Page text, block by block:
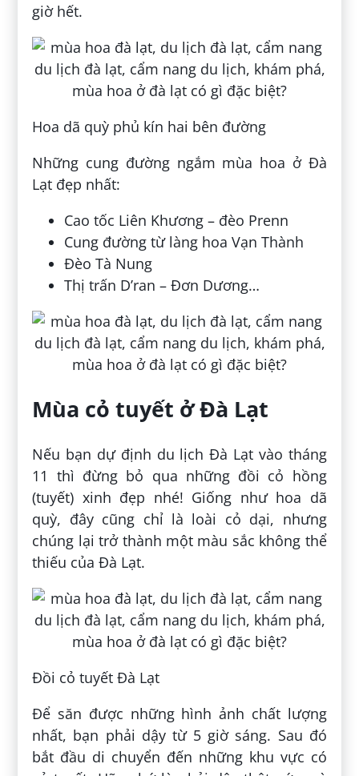
giờ hết.
Hoa dã quỳ phủ kín hai bên đường
Những cung đường ngắm mùa hoa ở Đà
Lạt đẹp nhất:
Cao tốc Liên Khương – đèo Prenn
Cung đường từ làng hoa Vạn Thành
Đèo Tà Nung
Thị trấn D’ran – Đơn Dương…
Mùa cỏ tuyết ở Đà Lạt
Nếu bạn dự định du lịch Đà Lạt vào tháng
11 thì đừng bỏ qua những đồi cỏ hồng
(tuyết) xinh đẹp nhé! Giống như hoa dã
quỳ, đây cũng chỉ là loài cỏ dại, nhưng
chúng lại trở thành một màu sắc không thể
thiếu của Đà Lạt.
Đồi cỏ tuyết Đà Lạt
Để săn được những hình ảnh chất lượng
nhất, bạn phải dậy từ 5 giờ sáng. Sau đó
bắt đầu di chuyển đến những khu vực có